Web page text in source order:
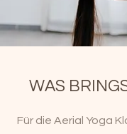
WAS
Für die Aerial Yoga